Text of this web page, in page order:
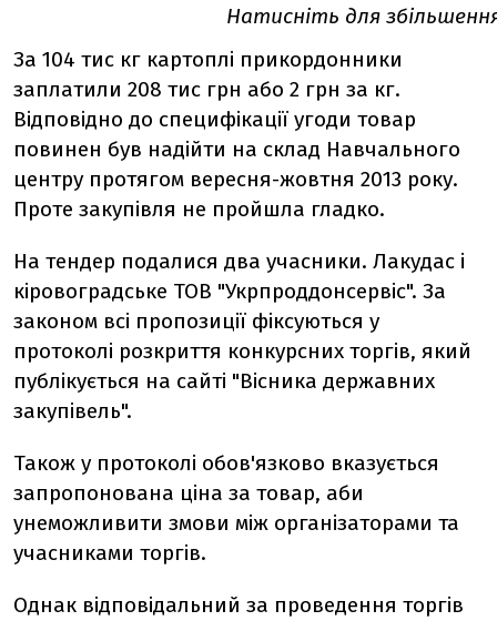
Натисніть для
За 104 тис кг картоплі прикордонники
заплатили 208 тис грн або 2 грн за кг.
Відповідно до специфікації угоди товар
повинен був надійти на склад Навчального
центру протягом вересня-жовтня 2013 року.
Проте закупівля не пройшла гладко.
На тендер подалися два учасники. Лакудас і
кіровоградське ТОВ "Укрпроддонсервіс". За
законом всі пропозиції фіксуються у
протоколі розкриття конкурсних торгів, який
публікується на сайті "Вісника державних
закупівель".
Також у протоколі обов'язково вказується
запропонована ціна за товар, аби
унеможливити змови між організаторами та
учасниками торгів.
Однак відповідальний за проведення торгів